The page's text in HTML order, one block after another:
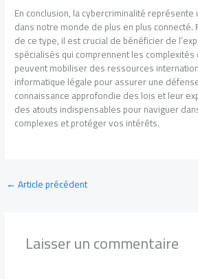
En conclusion, la cybercriminalité
dans notre monde de plus en plus connecté.
de ce type, il est crucial de bénéficier de
spécialisés qui comprennent les
peuvent mobiliser des ressources
informatique légale pour assurer une
connaissance approfondie des lois et leur
des atouts indispensables pour naviguer
complexes et protéger vos intérêts.
←Article précédent
Laisser un commentaire